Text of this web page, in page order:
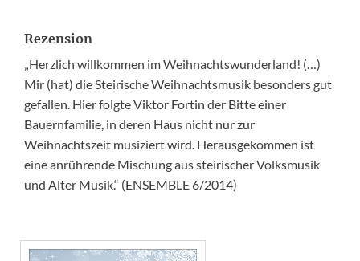
Rezension
„Herzlich willkommen im Weihnachtswunderland! (…)
Mir (hat) die Steirische Weihnachtsmusik besonders gut
gefallen. Hier folgte Viktor Fortin der Bitte einer
Bauernfamilie, in deren Haus nicht nur zur
Weihnachtszeit musiziert wird. Herausgekommen ist
eine anrührende Mischung aus steirischer Volksmusik
und Alter Musik.“ (ENSEMBLE 6/2014)